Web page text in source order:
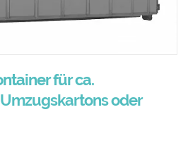
für ca.
oder